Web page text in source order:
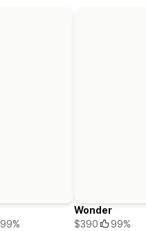
99%
Wonder
$390
99%